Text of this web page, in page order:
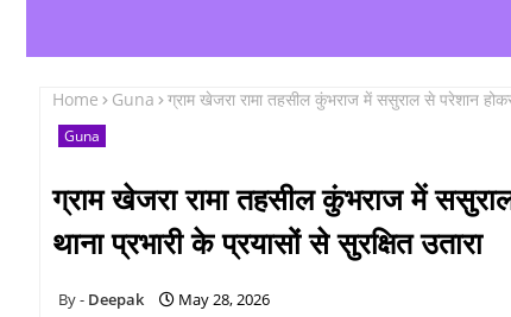
Home Guna ग्राम खेजरा रामा तहसील कुंभराज में ससुराल से परेशान
Guna
ग्राम खेजरा रामा तहसील कुंभराज में
थाना प्रभारी के प्रयासों से सुरक्षित उतारा
Deepak May 28, 2026